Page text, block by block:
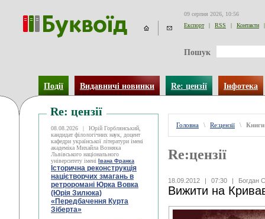
09 серпня 2026, 10:56
Експорт
| RSS | Контакти |
Пошук
Події Видавничі новинки Re: цензії Інфотека
Re: цензії
08.08.2026 |
Юрій Горблянський,
кандидат філологічних наук, доцент
кафедри української літератури імені
академіка Михайла Возняка
Львівського національного
університету імені
Івана Франка
Історична реконструкція
націєтворчих змагань в
ретроромані Юрка Вовка
(Юрія Зилюка)
«Передбачення Курта
Зіберта»
Головна \ Re:цензії \ Книги
Re:цензії
18.09.2012 | 07:30 | Богдан
Вижити на